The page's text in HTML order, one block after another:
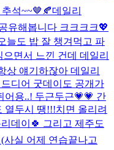
석~~🤎🍂데일리
유해봅니다 크크크크💖
늘도 밥 잘 챙겨먹고 파
면서 느낀 건데 데일리
상 얘기하잖아 데일리
디어 굿데이도 공개가
어용..! 두근두근💗💗 간
열두시 땡!!!치면 올리려
데이🍀 그리고 제주도
사실 어제 연습끝나고